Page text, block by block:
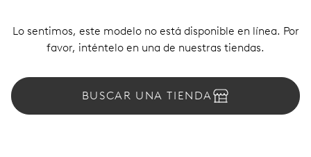
Lo sentimos, este modelo no está disponible en línea. Por
favor, inténtelo en una de nuestras tiendas.
BUSCAR UNA TIENDA